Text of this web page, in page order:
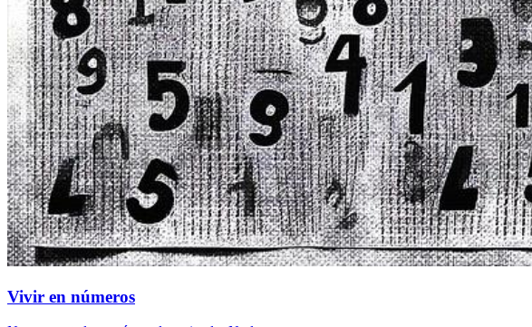
Vivir en números